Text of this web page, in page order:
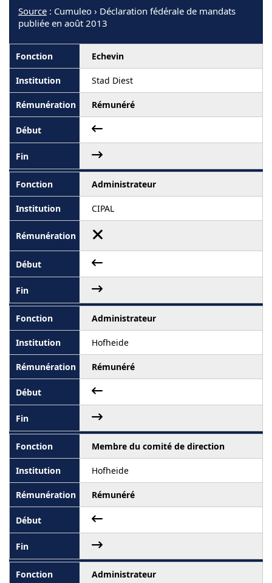
Source : Cumuleo › Déclaration fédérale de mandats
publiée en août 2013
Echevin
Stad Diest
Rémunéré
Administrateur
CIPAL
Administrateur
Hofheide
Rémunéré
Membre du comité de direction
Hofheide
Rémunéré
Administrateur